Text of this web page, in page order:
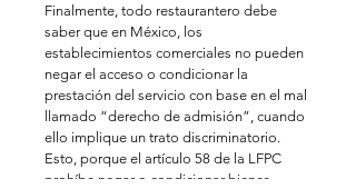
Finalmente, todo restaurantero debe
saber que en México, los
establecimientos comerciales no pueden
negar el acceso o condicionar la
prestación del servicio con base en el mal
llamado “derecho de admisión”, cuando
ello implique un trato discriminatorio.
Esto, porque el artículo 58 de la LFPC
prohíbe negar o condicionar bienes,